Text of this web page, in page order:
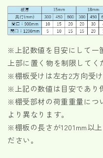
※上記数値を目安にして一
上部に置く物を制限してく
※棚板受けは左右2方向受け
※上記の数値は目安であり
※棚受部材の荷重重量につ
より異なります。
※棚板の長さが1201mm以
ださい。